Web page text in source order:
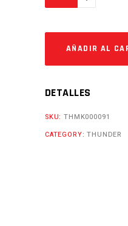
AÑADIR AL
DETALLES
SKU:THMK000091
CATEGORY:THUNDER